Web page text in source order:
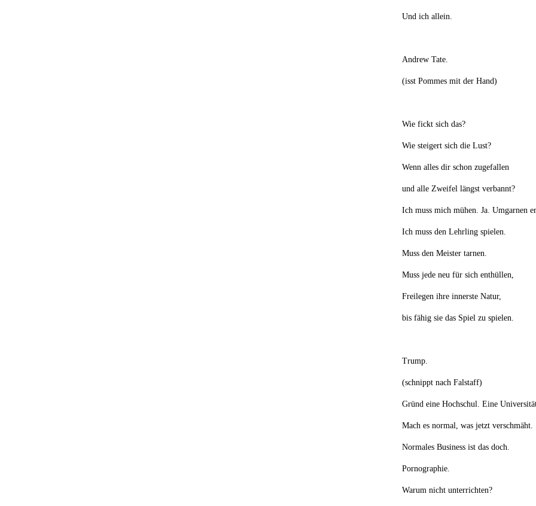
Und ich allein.
Andrew Tate.
(isst Pommes mit der Hand)
Wie fickt sich das?
Wie steigert sich die Lust?
Wenn alles dir schon zugefallen
und alle Zweifel längst verbannt?
Ich muss mich mühen. Ja. Umgarnen
Ich muss den Lehrling spielen.
Muss den Meister tarnen.
Muss jede neu für sich enthüllen,
Freilegen ihre innerste Natur,
bis fähig sie das Spiel zu spielen.
Trump.
(schnippt nach Falstaff)
Gründ eine Hochschul. Eine
Mach es normal, was jetzt verschmäht.
Normales Business ist das doch.
Pornographie.
Warum nicht unterrichten?